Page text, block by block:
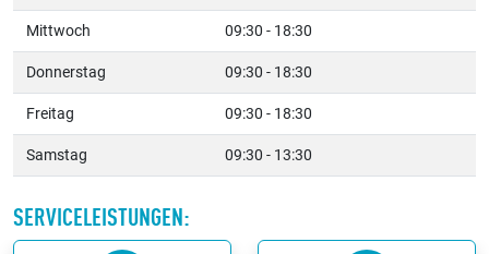
Mittwoch 09:30 - 18:30
Donnerstag 09:30 - 18:30
Freitag 09:30 - 18:30
Samstag 09:30 - 13:30
SERVICELEISTUNGEN: